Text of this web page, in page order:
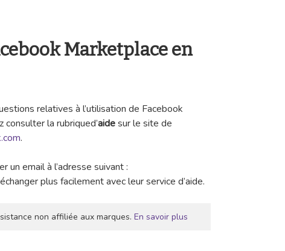
Marketplace en
relatives à l’utilisation de Facebook
la rubriqued’aidesur le site de
.
un email à l’adresse suivant :
plus facilement avec leur service d’aide.
non affiliée aux marques. En savoir plus